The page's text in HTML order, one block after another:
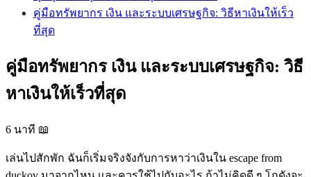
คู่มือทรัพยากร เงิน และระบบเศรษฐกิจ: วิธีหาเงินให้เร็ว
ที่สุด
คู่มือทรัพยากร เงิน และระบบเศรษฐกิจ: วิธี
หาเงินให้เร็วที่สุด
6 นาที 📖
เล่นไปสักพัก ฉันก็เริ่มจริงจังกับการหาว่าเงินใน escape from